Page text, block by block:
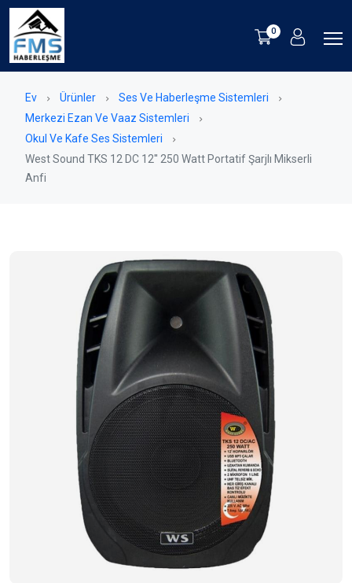
0
Ev Ürünler
Ses Ve Haberleşme Sistemleri
Merkezi Ezan Ve Vaaz Sistemleri
Okul Ve Kafe Ses Sistemleri
West Sound TKS 12 DC 12'' 250 Watt Portatif Şarjlı Mikserli
Anfi